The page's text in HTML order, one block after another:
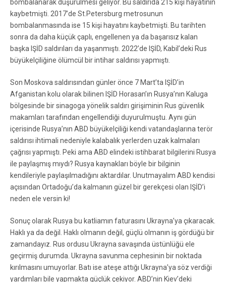
bombalanarak düşürülmesi geliyor. Bu saldırıda 215 kişi hayatının
kaybetmişti. 2017’de St.Petersburg metrosunun
bombalanmasında ise 15 kişi hayatını kaybetmişti. Bu tarihten
sonra da daha küçük çaplı, engellenen ya da başarısız kalan
başka IŞİD saldırıları da yaşanmıştı. 2022’de IŞİD, Kabil’deki Rus
büyükelçiliğine ölümcül bir intihar saldırısı yapmıştı.
Son Moskova saldırısından günler önce 7 Mart’ta IŞİD’in
Afganistan kolu olarak bilinen IŞİD Horasan’ın Rusya’nın Kaluga
bölgesinde bir sinagoga yönelik saldırı girişiminin Rus güvenlik
makamları tarafından engellendiği duyurulmuştu. Aynı gün
içerisinde Rusya’nın ABD büyükelçiliği kendi vatandaşlarına terör
saldırısı ihtimali nedeniyle kalabalık yerlerden uzak kalmaları
çağrısı yapmıştı. Peki ama ABD elindeki istihbarat bilgilerini Rusya
ile paylaşmış mıydı? Rusya kaynakları böyle bir bilginin
kendileriyle paylaşılmadığını aktardılar. Unutmayalım ABD kendisi
açısından Ortadoğu’da kalmanın güzel bir gerekçesi olan IŞİD’i
neden ele versin ki!
Sonuç olarak Rusya bu katliamın faturasını Ukrayna’ya çıkaracak.
Haklı ya da değil. Haklı olmanın değil, güçlü olmanın iş gördüğü bir
zamandayız. Rus ordusu Ukrayna savaşında üstünlüğü ele
geçirmiş durumda. Ukrayna savunma cephesinin bir noktada
kırılmasını umuyorlar. Batı ise ateşe attığı Ukrayna’ya söz verdiği
yardımları bile yapmakta güçlük çekiyor. ABD’nin Kiev’deki